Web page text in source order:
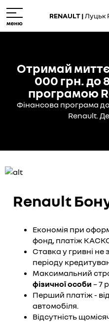
to
main
RENAULT | Луцьк
Отримай
000 грн. до
програмою
Фінансова програма
Renault.
Renault
Економія при
фонд, платіж
Ставка у гривні не
періоду
Максимальний
фізичної особи – 7
Перший платіж -
автомобіля.
Відсутність